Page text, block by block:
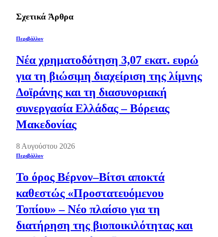
Σχετικά Άρθρα
Περιβάλλον
Νέα χρηματοδότηση 3,07 εκατ. ευρώ
για τη βιώσιμη διαχείριση της λίμνης
Δοϊράνης και τη διασυνοριακή
συνεργασία Ελλάδας – Βόρειας
Μακεδονίας
8 Αυγούστου 2026
Περιβάλλον
Το όρος Βέρνον–Βίτσι αποκτά
καθεστώς «Προστατευόμενου
Τοπίου» – Νέο πλαίσιο για τη
διατήρηση της βιοποικιλότητας και